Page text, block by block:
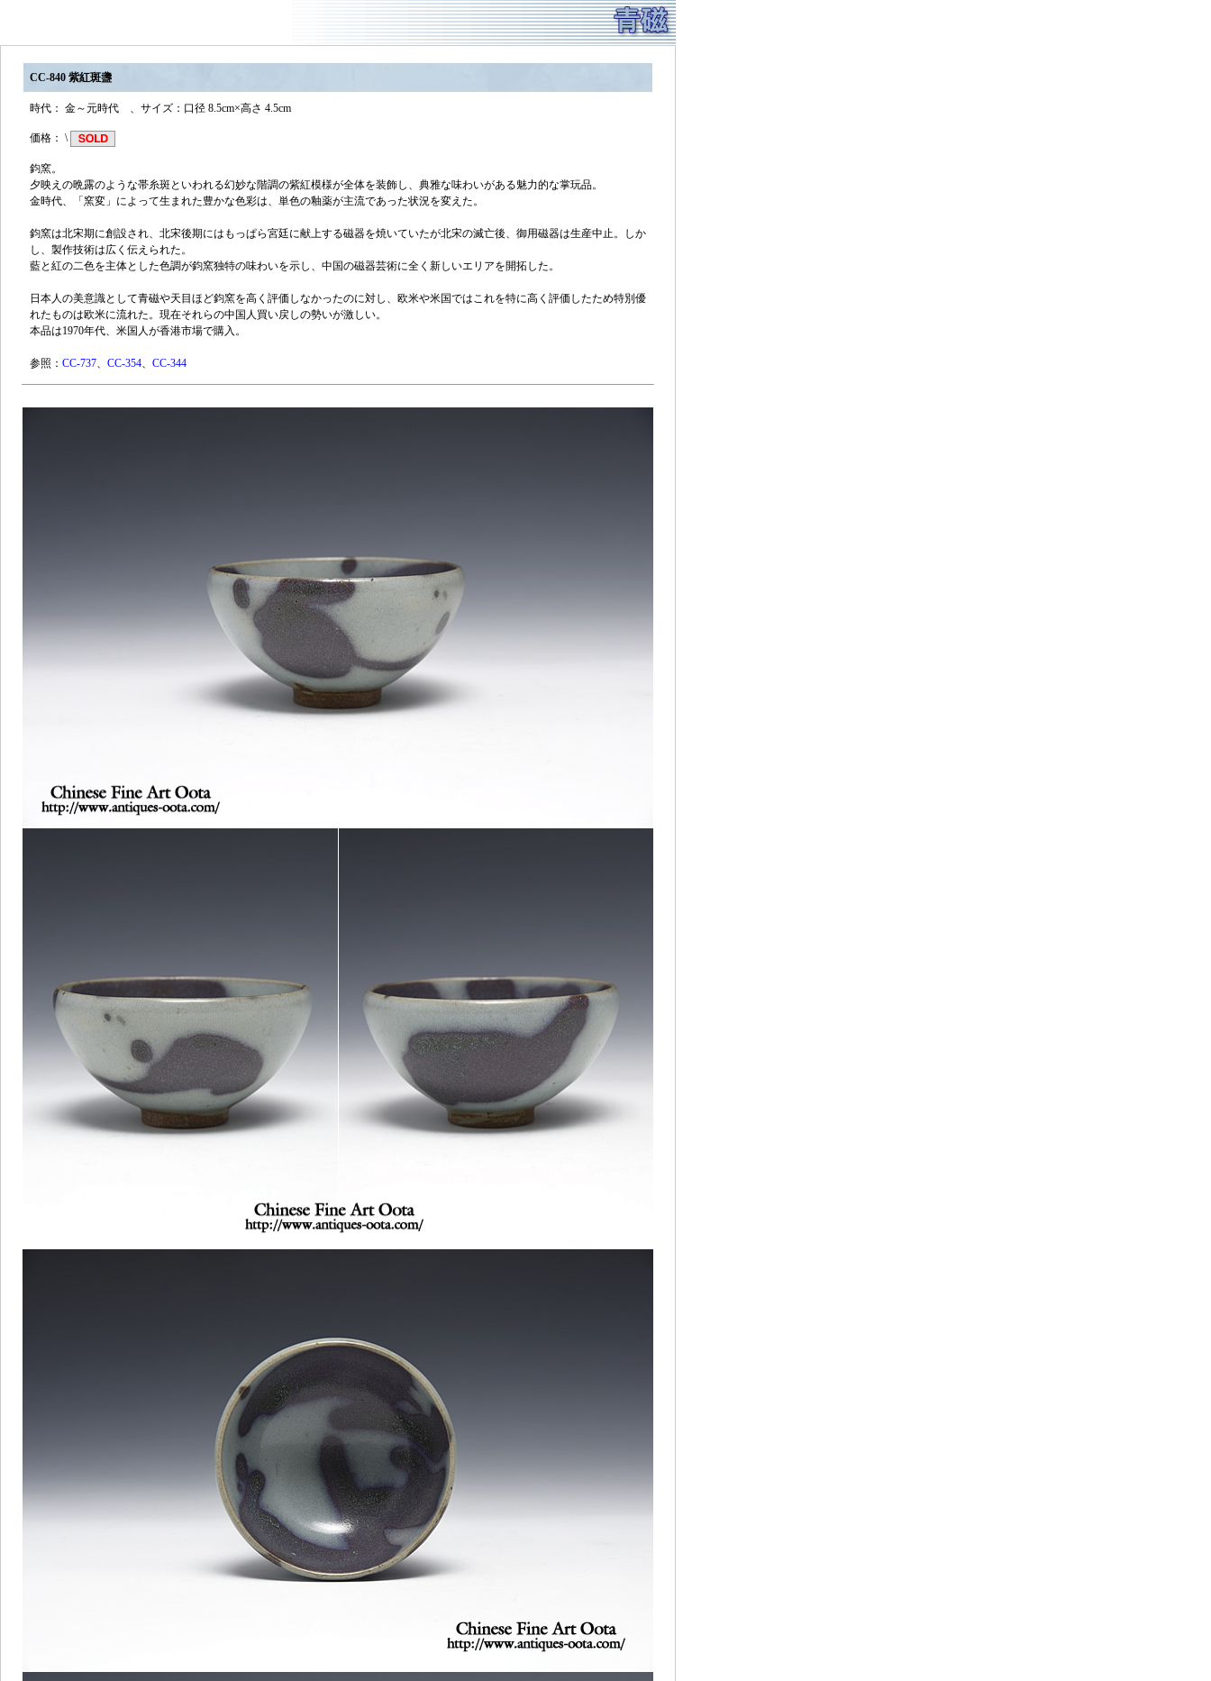
CC-840 紫紅斑盞
時代： 金～元時代 、サイズ：口径 8.5cm×高さ 4.5cm
価格： \
鈞窯。
夕映えの晩露のような帯糸斑といわれる幻妙な階調の紫紅模様が全体を装飾し、典雅な味わいがある魅力的な掌玩品。
金時代、「窯変」によって生まれた豊かな色彩は、単色の釉薬が主流であった状況を変えた。
鈞窯は北宋期に創設され、北宋後期にはもっぱら宮廷に献上する磁器を焼いていたが北宋の滅亡後、御用磁器は生産中止。しか
し、製作技術は広く伝えられた。
藍と紅の二色を主体とした色調が鈞窯独特の味わいを示し、中国の磁器芸術に全く新しいエリアを開拓した。
日本人の美意識として青磁や天目ほど鈞窯を高く評価しなかったのに対し、欧米や米国ではこれを特に高く評価したため特別優
れたものは欧米に流れた。現在それらの中国人買い戻しの勢いが激しい。
本品は1970年代、米国人が香港市場で購入。
参照： CC-737、 CC-354、 CC-344